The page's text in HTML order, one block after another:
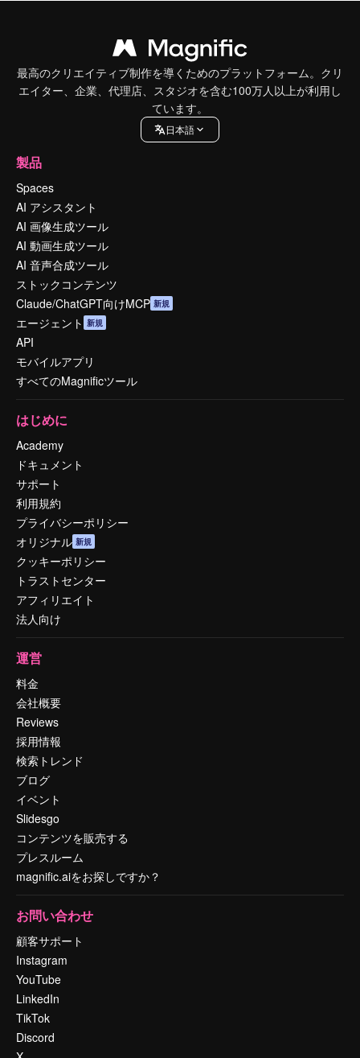
最高のクリエイティブ制作を導くためのプラットフォーム。クリ
エイター、企業、代理店、スタジオを含む100万人以上が利用し
ています。
日本語
製品
Spaces
AI アシスタント
AI 画像生成ツール
AI 動画生成ツール
AI 音声合成ツール
ストックコンテンツ
Claude/ChatGPT向けMCP 新規
エージェント 新規
API
モバイルアプリ
すべてのMagnificツール
はじめに
Academy
ドキュメント
サポート
利用規約
プライバシーポリシー
オリジナル 新規
クッキーポリシー
トラストセンター
アフィリエイト
法人向け
運営
料金
会社概要
Reviews
採用情報
検索トレンド
ブログ
イベント
Slidesgo
コンテンツを販売する
プレスルーム
magnific.aiをお探しですか？
お問い合わせ
顧客サポート
Instagram
YouTube
LinkedIn
TikTok
Discord